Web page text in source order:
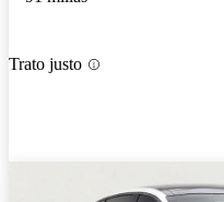
Trato justo